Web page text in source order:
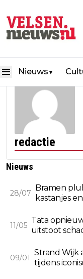
Nieuws ▼
redactie
Nieuws
28/07
Bramen
kastanjes
11/05
Tata
uitstoot
09/01
Strand Wijk
tijdens